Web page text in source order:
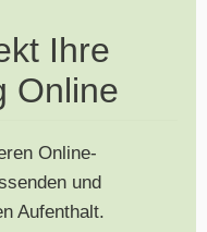
Ihre
Online
Online-
und
Aufenthalt.